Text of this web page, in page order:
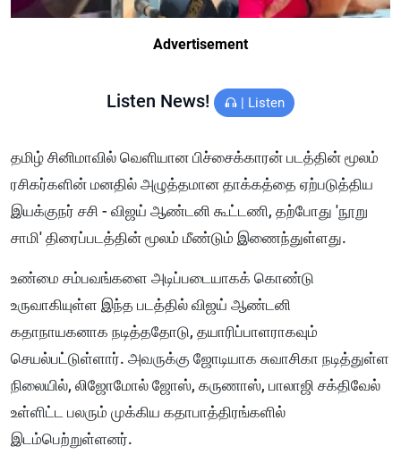
Advertisement
Listen News! | Listen
தமிழ் சினிமாவில் வெளியான பிச்சைக்காரன் படத்தின் மூலம்
ரசிகர்களின் மனதில் அழுத்தமான தாக்கத்தை ஏற்படுத்திய
இயக்குநர் சசி - விஜய் ஆண்டனி கூட்டணி, தற்போது 'நூறு
சாமி' திரைப்படத்தின் மூலம் மீண்டும் இணைந்துள்ளது.
உண்மை சம்பவங்களை அடிப்படையாகக் கொண்டு
உருவாகியுள்ள இந்த படத்தில் விஜய் ஆண்டனி
கதாநாயகனாக நடித்ததோடு, தயாரிப்பாளராகவும்
செயல்பட்டுள்ளார். அவருக்கு ஜோடியாக சுவாசிகா நடித்துள்ள
நிலையில், லிஜோமோல் ஜோஸ், கருணாஸ், பாலாஜி சக்திவேல்
உள்ளிட்ட பலரும் முக்கிய கதாபாத்திரங்களில்
இடம்பெற்றுள்ளனர்.